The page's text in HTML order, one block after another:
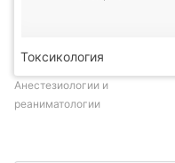
Токсикология
Анестезиологии и
реаниматологии